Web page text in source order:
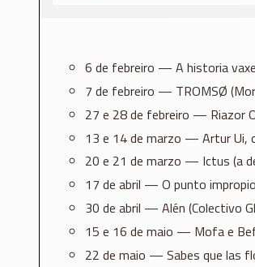
6 de febreiro — A historia
7 de febreiro — TROMSØ
27 e 28 de febreiro — Riazor
13 e 14 de marzo — Artur Ui,
20 e 21 de marzo — Ictus (a
17 de abril — O punto
30 de abril — Alén (Colectivo
15 e 16 de maio — Mofa e
22 de maio — Sabes que las